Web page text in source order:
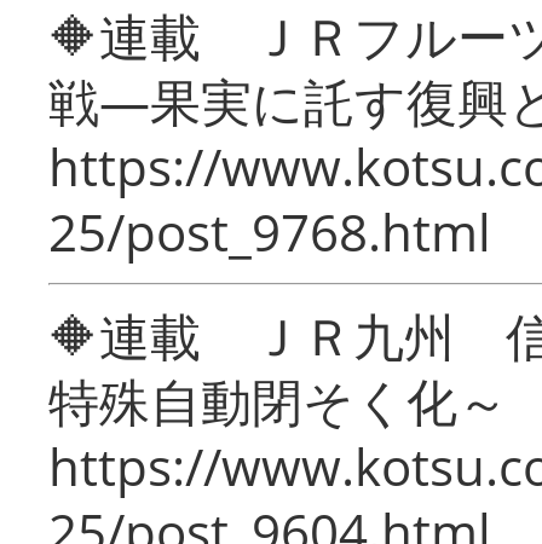
🔶連載 ＪＲフルー
戦―果実に託す復興
https://
25/post_9768.html
🔶連載 ＪＲ九州 信
特殊自動閉そく化～
https://